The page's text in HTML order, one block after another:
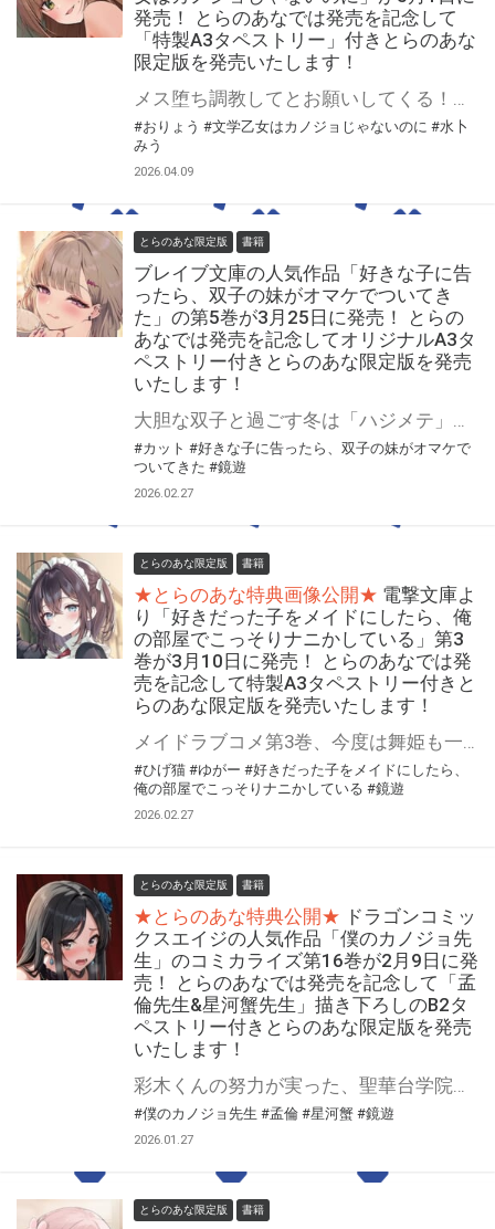
発売！ とらのあなでは発売を記念して
「特製A3タペストリー」付きとらのあな
限定版を発売いたします！
メス堕ち調教してとお願いしてくる！？ ちょっぴりエッチな青春ラブコメ「カノジョじゃないのに」 シリーズ第2弾！ 「文学乙女はカノジョじゃないのに」が5月1日（金）に発売！ とらのあなでは発売を記念して「特製A3タペストリー」付きとらのあな限定版を発売いたします。 とらのあな限定版は数量限定となりますので是非お早めにお求めください！
#おりょう #文学乙女はカノジョじゃないのに #水卜
みう
2026.04.09
とらのあな限定版 書籍
ブレイブ文庫の人気作品「好きな子に告
ったら、双子の妹がオマケでついてき
た」の第5巻が3月25日に発売！ とらの
あなでは発売を記念してオリジナルA3タ
ペストリー付きとらのあな限定版を発売
いたします！
大胆な双子と過ごす冬は「ハジメテ」だらけ!! 「好きな子に告ったら、双子の妹がオマケでついてきた」の第5巻が3月25日(水)に発売！ とらのあなでは発売を記念して「オリジナルA3タペストリー」付きとらのあな限定版を発売いたします。 イラストは5巻収録イラストの別Verです！ とらのあな限定版は数量限定となりますので是非お早めにお求めください！
#カット #好きな子に告ったら、双子の妹がオマケで
ついてきた #鏡遊
2026.02.27
とらのあな限定版 書籍
★とらのあな特典画像公開★ 電撃文庫よ
り「好きだった子をメイドにしたら、俺
の部屋でこっそりナニかしている」第3
巻が3月10日に発売！ とらのあなでは発
売を記念して特製A3タペストリー付きと
らのあな限定版を発売いたします！
メイドラブコメ第3巻、今度は舞姫も一肌脱ぐ!?(色んな意味で) 電撃文庫より 『好きだった子をメイドにしたら、俺の部屋でこっそりナニかしている』第3巻が3月10日(火)に発売！ とらのあなでは発売を記念して「特製A3タペストリー付き」とらのあな限定版を発売いたします。 とらのあな限定版の数は限られていますので是非お早めにお求めください！
#ひげ猫 #ゆがー #好きだった子をメイドにしたら、
俺の部屋でこっそりナニかしている #鏡遊
2026.02.27
とらのあな限定版 書籍
★とらのあな特典公開★ ドラゴンコミッ
クスエイジの人気作品「僕のカノジョ先
生」のコミカライズ第16巻が2月9日に発
売！ とらのあなでは発売を記念して「孟
倫先生&星河蟹先生」描き下ろしのB2タ
ペストリー付きとらのあな限定版を発売
いたします！
彩木くんの努力が実った、聖華台学院の文化祭がはじまる――！ 「僕のカノジョ先生」の第16巻が2月9日（月）に発売！ とらのあなでは発売を記念して「描き下ろしB2タペストリー」付きとらのあな限定版を発売いたします。 イラストは「孟倫先生&星河蟹先生」先生の描き下ろしイラストです！ とらのあな限定版は数量限定となりますので是非お早めにお求めください！
#僕のカノジョ先生 #孟倫 #星河蟹 #鏡遊
2026.01.27
とらのあな限定版 書籍